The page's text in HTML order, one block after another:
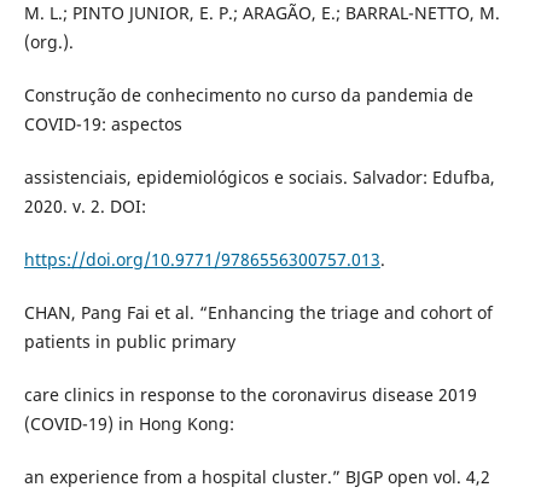
M. L.; PINTO JUNIOR, E. P.; ARAGÃO, E.; BARRAL-NETTO, M.
(org.).
Construção de conhecimento no curso da pandemia de
COVID-19: aspectos
assistenciais, epidemiológicos e sociais. Salvador: Edufba,
2020. v. 2. DOI:
https://doi.org/10.9771/9786556300757.013.
CHAN, Pang Fai et al. “Enhancing the triage and cohort of
patients in public primary
care clinics in response to the coronavirus disease 2019
(COVID-19) in Hong Kong:
an experience from a hospital cluster.” BJGP open vol. 4,2